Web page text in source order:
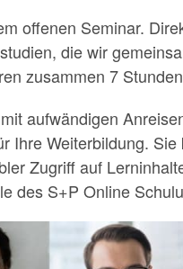
offenen Seminar.
die wir
zusammen 7
aufwändigen
Ihre Weiterbildung.
Zugriff auf
des S+P Online